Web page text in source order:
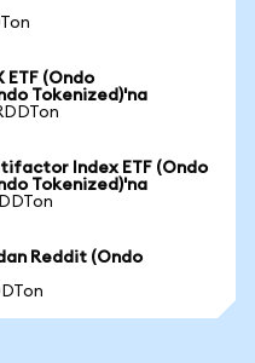
ETF (Ondo
Tokenized)'na
Index ETF (Ondo
Tokenized)'na
Reddit (Ondo